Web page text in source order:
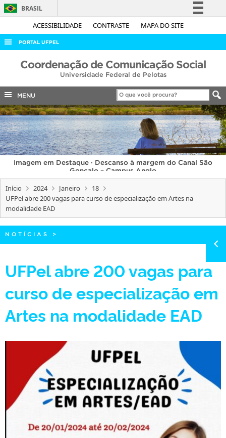
ACESSIBILIDADE CONTRASTE MAPA DO SITE
BRASIL
Simplifique!
Acesso à informação
Legislação
Canais
PORTAL UFPEL
ACESSO À INFORMAÇÃO
COBALTO
CONCURSOS
EDITAIS
INTERNACIONAL
OUVIDORIA
PORTARIAS
TELEFONES
Coordenação de Comunicação Social
Universidade Federal de Pelotas
MENU
Imagem em Destaque · Descanso à margem do Canal São
Gonçalo – Campus Anglo
Início 2024 Janeiro
18
UFPel abre 200 vagas para curso de especialização em Artes na
modalidade EAD
NOTÍCIAS >
UFPel abre 200 vagas para
curso de especialização em
Artes na modalidade EAD